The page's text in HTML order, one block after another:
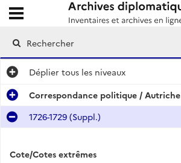
Archives diplomatiques
Ouvrir le menu déroulant
Déplier tous les niveaux
Correspondance politique / Autriche
1726-1729 (Suppl.)
Cote/Cotes extrêmes